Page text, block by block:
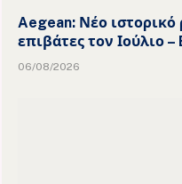
Aegean: Νέο
επιβάτες τον Ιούλιο
06/08/2026